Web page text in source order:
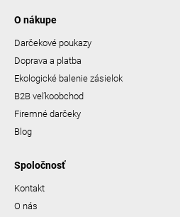
O nákupe
Darčekové poukazy
Doprava a platba
Ekologické balenie zásielok
B2B veľkoobchod
Firemné darčeky
Blog
Spoločnosť
Kontakt
O nás